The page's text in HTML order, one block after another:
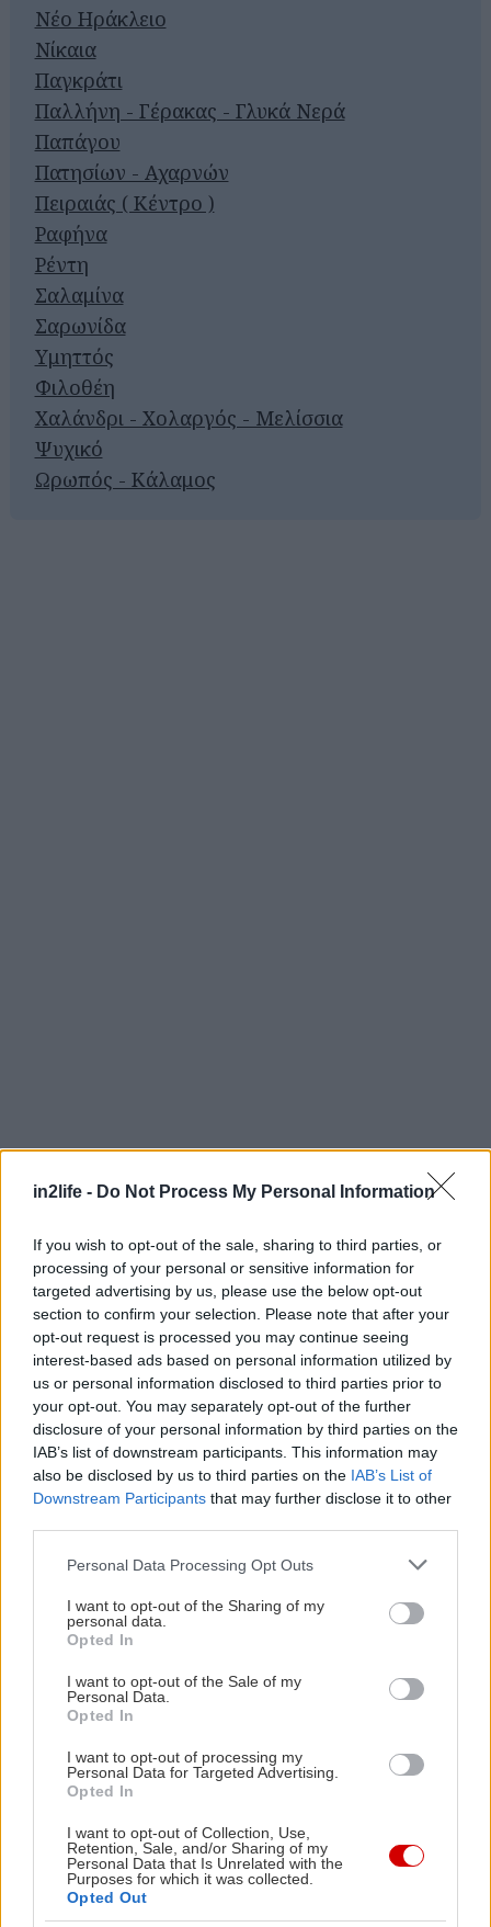
in2life - Do Not Process My Personal Information
If you wish to opt-out of the sale, sharing to third parties, or
processing of your personal or sensitive information for
targeted advertising by us, please use the below opt-out
section to confirm your selection. Please note that after your
opt-out request is processed you may continue seeing
interest-based ads based on personal information utilized by
us or personal information disclosed to third parties prior to
your opt-out. You may separately opt-out of the further
disclosure of your personal information by third parties on the
IAB’s list of downstream participants. This information may
also be disclosed by us to third parties on the IAB’s List of
Downstream Participants that may further disclose it to other
Please note that this website/app uses one or more Google
not limited to your visit or usage behaviour. You may click to
grant or deny consent to Google and its third-party tags to
use your data for below specified purposes in below Google
consent section.
Personal Data Processing Opt Outs
I want to opt-out of the Sharing of my
personal data.
Opted In
I want to opt-out of the Sale of my
Personal Data.
Opted In
I want to opt-out of processing my
Personal Data for Targeted Advertising.
Opted In
I want to opt-out of Collection, Use,
Retention, Sale, and/or Sharing of my
Personal Data that Is Unrelated with the
Purposes for which it was collected.
Opted Out
Νέο Ηράκλειο
Νίκαια
Παγκράτι
Παλλήνη - Γέρακας - Γλυκά Νερά
Παπάγου
Πατησίων - Αχαρνών
Πειραιάς ( Κέντρο )
Ραφήνα
Ρέντη
Σαλαμίνα
Σαρωνίδα
Υμηττός
Φιλοθέη
Χαλάνδρι - Χολαργός - Μελίσσια
Ψυχικό
Ωρωπός - Κάλαμος
για...